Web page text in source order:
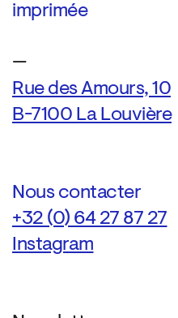
imprimée
—
Rue des Amours, 10
B-7100 La Louvière
Nous contacter
+32 (0) 64 27 87 27
Instagram